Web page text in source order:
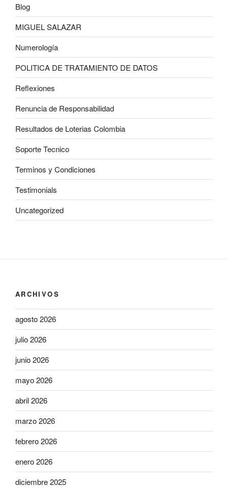
Blog
MIGUEL SALAZAR
Numerología
POLITICA DE TRATAMIENTO DE DATOS
Reflexiones
Renuncia de Responsabilidad
Resultados de Loterias Colombia
Soporte Tecnico
Terminos y Condiciones
Testimonials
Uncategorized
ARCHIVOS
agosto 2026
julio 2026
junio 2026
mayo 2026
abril 2026
marzo 2026
febrero 2026
enero 2026
diciembre 2025